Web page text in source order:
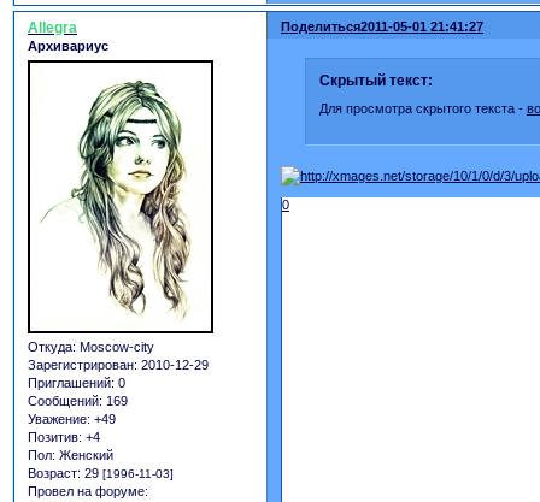
Поделиться2011-05-01 21:41:27
Allegra
Архивариус
Откуда: Moscow-city
Зарегистрирован: 2010-12-29
Приглашений: 0
Сообщений: 169
Уважение: +49
Позитив: +4
Пол: Женский
Возраст: 29 [1996-11-03]
Провел на форуме:
Скрытый текст:
Для просмотра скрытого текста -
0